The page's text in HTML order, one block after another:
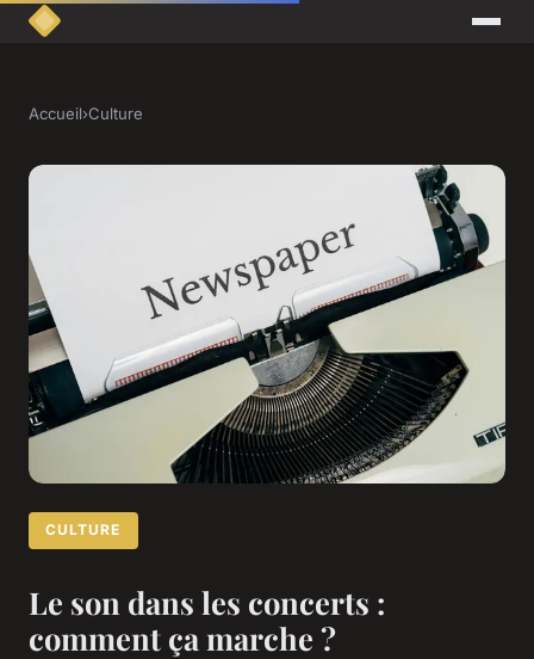
Accueil›Culture
CULTURE
Le son dans les concerts :
comment ça marche ?